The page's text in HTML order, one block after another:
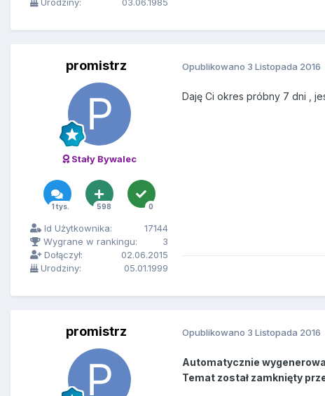
promistrz
Stały Bywalec
1 tys. 598 0
Id Użytkownika:
17144
Wygrane w rankingu:
3
Dołączył:
02.06.2015
Urodziny:
05.01.1999
Opublikowano 3 Listopada 2016
Daję Ci okres próbny 7 dni ,
promistrz Opublikowano 3 Listopada 2016
Automatycznie
Temat został zamknięty